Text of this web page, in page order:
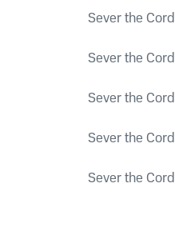
Sever the Cord
Sever the Cord
Sever the Cord
Sever the Cord
Sever the Cord